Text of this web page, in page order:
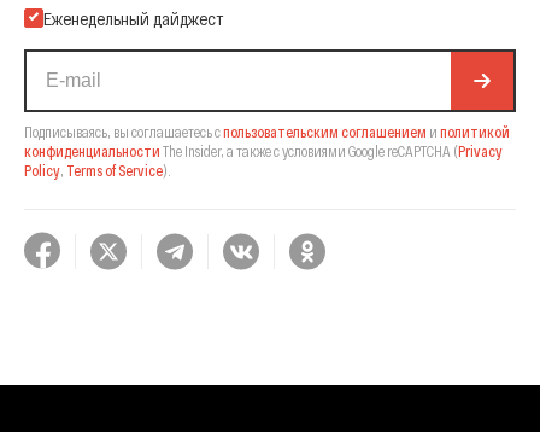
Еженедельный дайджест
Подписываясь, вы соглашаетесь спользовательским соглашением и политикой
конфиденциальности The Insider, а также с условиями Google reCAPTCHA (Privacy
Policy Terms of Service).